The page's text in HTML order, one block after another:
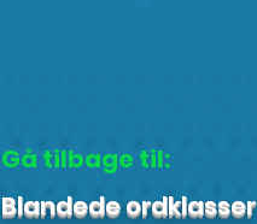
Gå tilbage til:
Blandede ordklasser